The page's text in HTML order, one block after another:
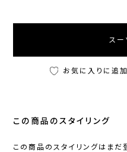
スー
お気に入りに追加
この商品のスタイリング
この商品のスタイリングはまだ